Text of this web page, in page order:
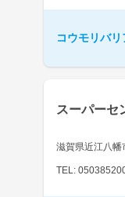
コウモリバ
スーパーセ
滋賀県近江八幡
TEL: